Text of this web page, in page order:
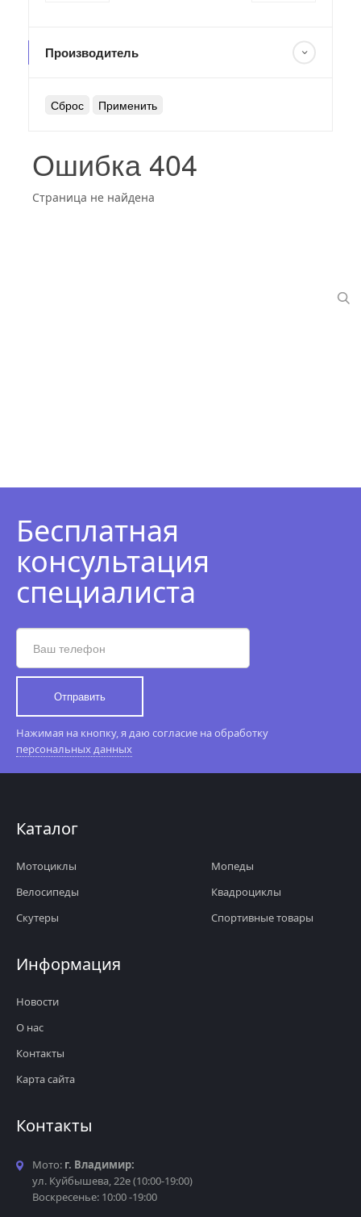
Ошибка 404
Страница не найдена
Производитель
Бесплатная
консультация
специалиста
Отправить
Нажимая на кнопку, я даю согласие на обработку
персональных данных
Каталог
Мотоциклы
Велосипеды
Скутеры
Мопеды
Квадроциклы
Спортивные товары
Информация
Новости
О нас
Контакты
Карта сайта
Контакты
Мото: г. Владимир:
ул. Куйбышева, 22е (10:00-19:00)
Воскресенье: 10:00 -19:00